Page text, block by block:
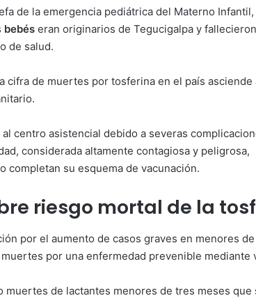
de la emergencia pediátrica del Materno
bebés eran originarios de Tegucigalpa y
de salud.
cifra de muertes por tosferina en el país asciende
centro asistencial debido a severas
considerada altamente contagiosa y peligrosa,
completan su esquema de vacunación.
riesgo mortal de la
por el aumento de casos graves en menores
por una enfermedad prevenible mediante
muertes de lactantes menores de tres meses que